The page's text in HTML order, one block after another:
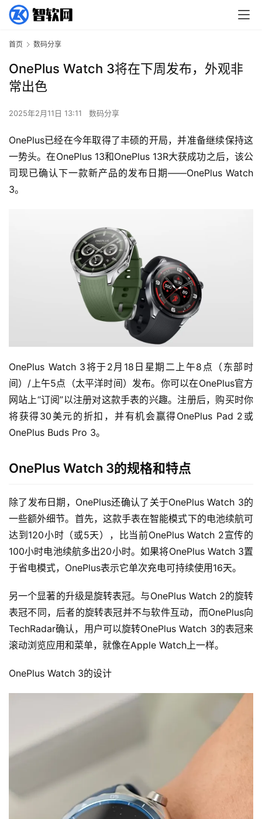
首页 数码分享
OnePlus Watch 3将在下周发布，外观非
常出色
2025年2月11日 13:11 数码分享
OnePlus已经在今年取得了丰硕的开局，并准备继续保持这
一势头。在OnePlus 13和OnePlus 13R大获成功之后，该公
司现已确认下一款新产品的发布日期——OnePlus Watch
3。
OnePlus Watch 3将于2月18日星期二上午8点（东部时
间）/上午5点（太平洋时间）发布。你可以在OnePlus官方
网站上“订阅”以注册对这款手表的兴趣。注册后，购买时你
将获得30美元的折扣，并有机会赢得OnePlus Pad 2或
OnePlus Buds Pro 3。
OnePlus Watch 3的规格和特点
除了发布日期，OnePlus还确认了关于OnePlus Watch 3的
一些额外细节。首先，这款手表在智能模式下的电池续航可
达到120小时（或5天），比当前OnePlus Watch 2宣传的
100小时电池续航多出20小时。如果将OnePlus Watch 3置
于省电模式，OnePlus表示它单次充电可持续使用16天。
另一个显著的升级是旋转表冠。与OnePlus Watch 2的旋转
表冠不同，后者的旋转表冠并不与软件互动，而OnePlus向
TechRadar确认，用户可以旋转OnePlus Watch 3的表冠来
滚动浏览应用和菜单，就像在Apple Watch上一样。
OnePlus Watch 3的设计